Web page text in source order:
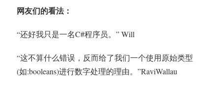
网友们的看法：
“还好我只是一名C#程序员。” Will
“这不算什么错误，反而给了我们一个使用原始类型
(如:booleans)进行数字处理的理由。”RaviWallau